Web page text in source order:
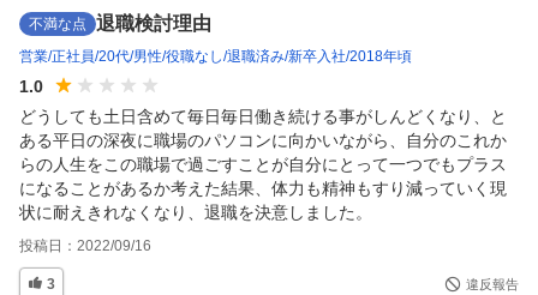
不満な点 退職検討理由
営業 正社員 20代 男性 役職なし 退職済み 新卒入社 2018年頃
1.0
どうしても土日含めて毎日毎日働き続ける事がしんどくなり、と
ある平日の深夜に職場のパソコンに向かいながら、自分のこれか
らの人生をこの職場で過ごすことが自分にとって一つでもプラス
になることがあるか考えた結果、体力も精神もすり減っていく現
状に耐えきれなくなり、退職を決意しました。
投稿日： 2022/09/16
3 違反報告